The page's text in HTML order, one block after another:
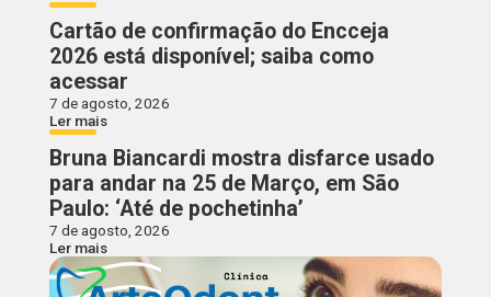
Cartão de confirmação do Encceja
2026 está disponível; saiba como
acessar
7 de agosto, 2026
Ler mais
Bruna Biancardi mostra disfarce usado
para andar na 25 de Março, em São
Paulo: ‘Até de pochetinha’
7 de agosto, 2026
Ler mais